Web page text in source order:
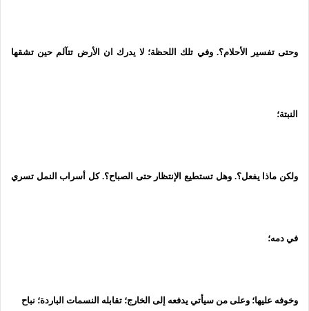
وحتى تفسير الأحلام؟. وفي تلك اللحظة؛ لا يدرك ان الأرض تتآلم حين تشقها
النبتة؛
ولكن ماذا يفعل؟. وهل تستطيع الإنتظار حتى الصباح؟. كل أسراب النمل تسري
في دمه؛
وخوفه عليها؛ وعلى من سيأتي يدفعه إلى الخارج؛ تقابله النسمات الباردة؛ نباح